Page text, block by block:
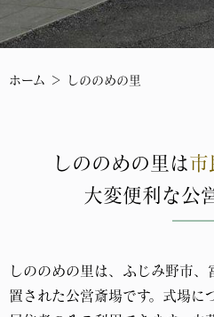
ホーム ＞ しののめの里
しののめの里は市
大変便利な公
しののめの里は、ふじみ野市
置された公営斎場です。式場に